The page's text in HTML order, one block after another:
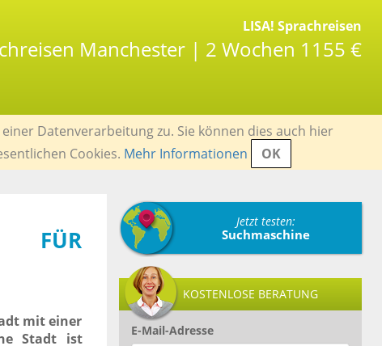
LISA! Sprachreisen
Manchester | 2 Wochen 1155 €
Datenverarbeitung zu. Sie können dies auch hier
Cookies. Mehr Informationen OK
FÜR
mit einer
Stadt ist
Jetzt testen:
Suchmaschine
KOSTENLOSE BERATUNG
E-Mail-Adresse